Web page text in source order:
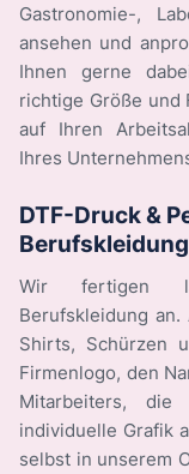
Gastronomie-,
ansehen und
Ihnen gerne
richtige Größe und
auf Ihren
Ihres
DTF-Druck &
Wir fertigen
Berufskleidung
Shirts, Schürzen
Firmenlogo, den
Mitarbeiters, die
individuelle Grafik
selbst in unserem